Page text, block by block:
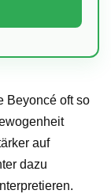
Beyoncé oft so
auf
dazu